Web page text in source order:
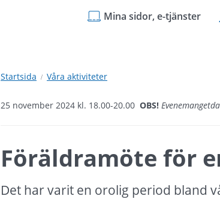
Mina sidor, e-tjänster
Startsida Våra aktiviteter
25 november 2024 kl. 18.00-20.00 OBS!
Föräldramöte för
Det har varit en orolig period bland